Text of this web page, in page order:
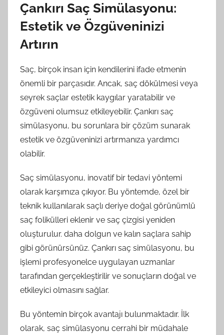
Çankırı Saç Simülasyonu:
Estetik ve Özgüveninizi
Artırın
Saç, birçok insan için kendilerini ifade etmenin
önemli bir parçasıdır. Ancak, saç dökülmesi veya
seyrek saçlar estetik kaygılar yaratabilir ve
özgüveni olumsuz etkileyebilir. Çankırı saç
simülasyonu, bu sorunlara bir çözüm sunarak
estetik ve özgüveninizi artırmanıza yardımcı
olabilir.
Saç simülasyonu, inovatif bir tedavi yöntemi
olarak karşımıza çıkıyor. Bu yöntemde, özel bir
teknik kullanılarak saçlı deriye doğal görünümlü
saç folikülleri eklenir ve saç çizgisi yeniden
oluşturulur. daha dolgun ve kalın saçlara sahip
gibi görünürsünüz. Çankırı saç simülasyonu, bu
işlemi profesyonelce uygulayan uzmanlar
tarafından gerçekleştirilir ve sonuçların doğal ve
etkileyici olmasını sağlar.
Bu yöntemin birçok avantajı bulunmaktadır. İlk
olarak, saç simülasyonu cerrahi bir müdahale